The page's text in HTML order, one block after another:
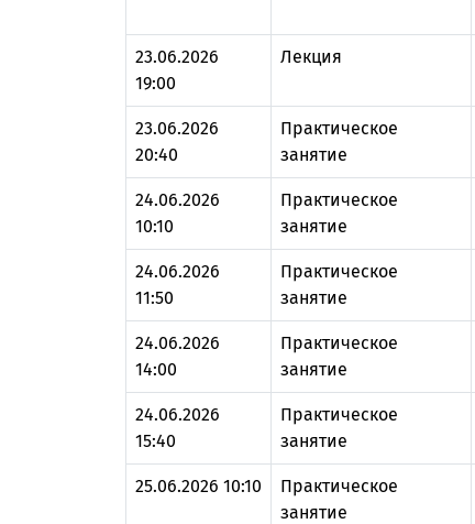
23.06.2026
19:00
Лекция
23.06.2026
20:40
Практическое
занятие
24.06.2026
10:10
Практическое
занятие
24.06.2026
11:50
Практическое
занятие
24.06.2026
14:00
Практическое
занятие
24.06.2026
15:40
Практическое
занятие
25.06.2026 10:10
Практическое
занятие